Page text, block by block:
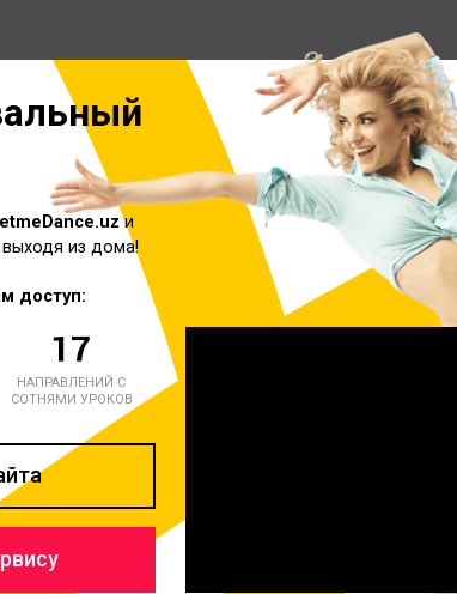
и
из дома!
доступ:
НАПРАВЛЕНИЙ С
СОТНЯМИ УРОКОВ